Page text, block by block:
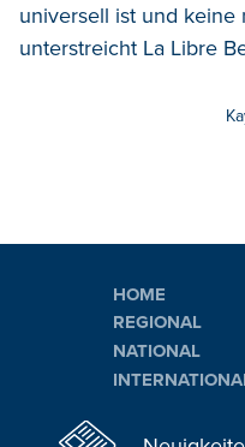
universell ist und keine
unterstreicht La Libre
HOME
REGIONAL
NATIONAL